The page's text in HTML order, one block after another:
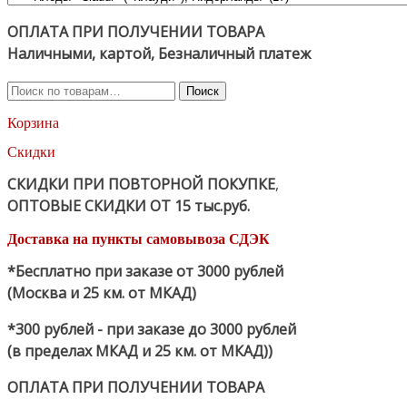
ОПЛАТА ПРИ ПОЛУЧЕНИИ ТОВАРА
Наличными, картой, Безналичный платеж
Искать:
Поиск
Корзина
Скидки
СКИДКИ ПРИ ПОВТОРНОЙ ПОКУПКЕ,
ОПТОВЫЕ СКИДКИ ОТ 15 тыс.руб.
Доставка на пункты самовывоза СДЭК
*Бесплатно при заказе от 3000 рублей
(Москва и 25 км. от МКАД)
*300 рублей - при заказе до 3000 рублей
(в пределах МКАД и 25 км. от МКАД))
ОПЛАТА ПРИ ПОЛУЧЕНИИ ТОВАРА